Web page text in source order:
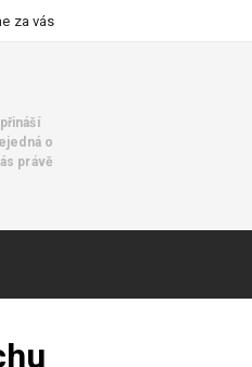
za vás
o
právě